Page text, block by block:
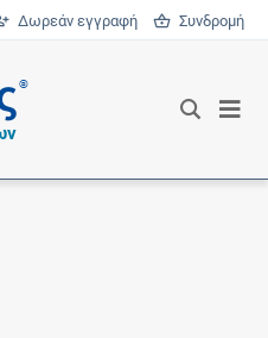
Δωρεάν εγγραφή Συνδρομή
®